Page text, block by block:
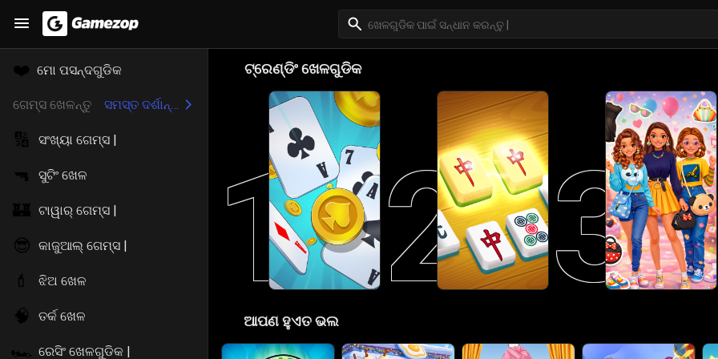
❤️ ମୋ ପସନ୍ଦଗୁଡିକ
ଗେମ୍ସ ଖେଳନ୍ତୁ ସମସ୍ତ ଦର୍ଶାନ୍ତୁ
🔢 ସଂଖ୍ୟା ଗେମ୍ସ |
🔫 ସୁଟିଂ ଖେଳ
🏰 ଟାୱାର୍ ଗେମ୍ସ |
😎 କାଜୁଆଲ୍ ଗେମ୍ସ |
💄 ଝିଅ ଖେଳ
🧠 ତର୍କ ଖେଳ
🏎️ ରେସିଂ ଖେଳଗୁଡିକ |
ଟ୍ରେଣ୍ଡିଂ ଖେଳଗୁଡିକ
1 2 3
ଆପଣ ହୁଏତ ଭଲ